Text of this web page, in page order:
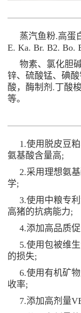
蒸汽鱼粉.高蛋
E. Ka. Br. B2. Bo.
物素、氯化胆
锌、硫酸锰、碘
酸，酶制剂.丁酸
等。
1.使用脱皮豆
氨基酸含量高;
2.采用理想氨
学;
3.使用中粮专
高猪的抗病能力;
4.添加高品质
5.使用包被维
的损失;
6.使用有机矿
收率;
7.添加高剂量